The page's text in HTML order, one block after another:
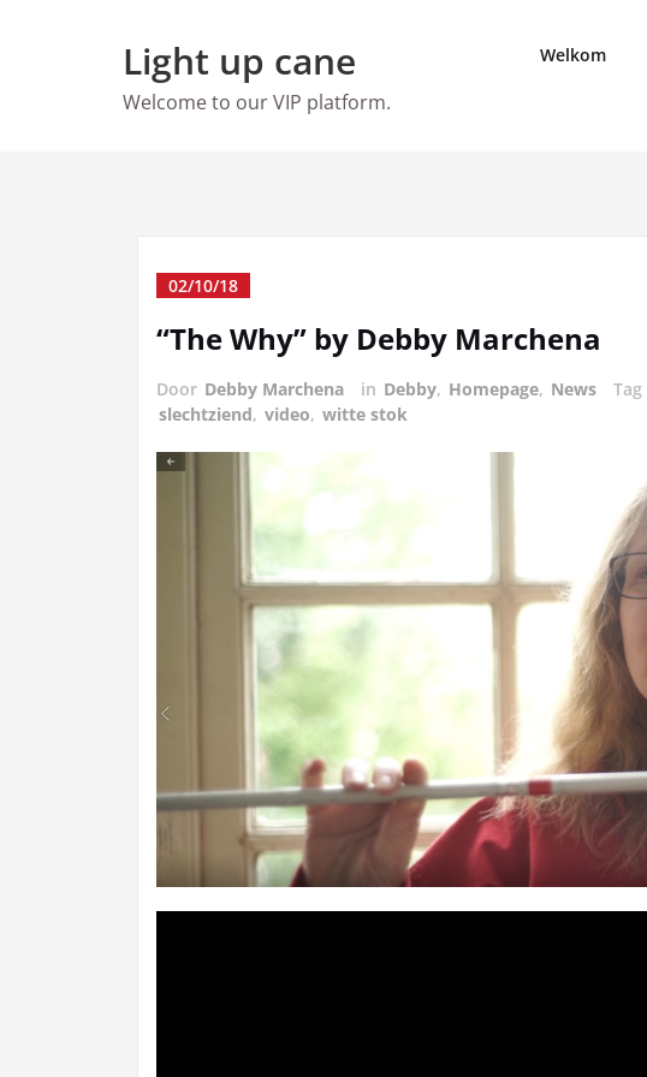
Light up cane
Welcome to our VIP platform.
Welkom
02/10/18
“The Why” by Debby Marchena
Door Debby Marchena in Debby, Homepage, News Tag
slechtziend, video, witte stok